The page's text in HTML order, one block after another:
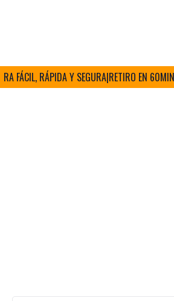
RÁPIDA Y SEGURA|RETIRO EN 60MIN|